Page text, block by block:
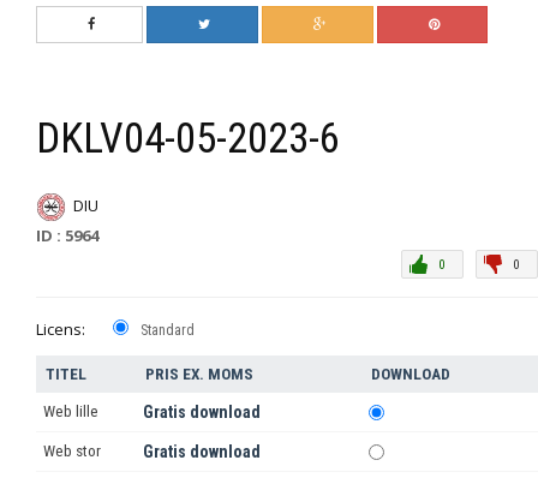
DKLV04-05-2023-6
DIU
ID : 5964
0
0
Licens: Standard
TITEL PRIS EX. MOMS DOWNLOAD
Web lille Gratis download
Web stor Gratis download